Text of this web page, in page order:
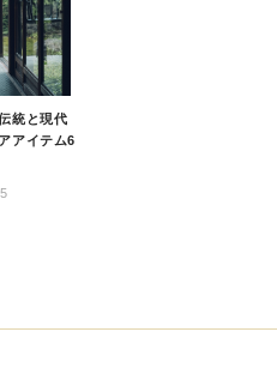
統と現代
アイテム6